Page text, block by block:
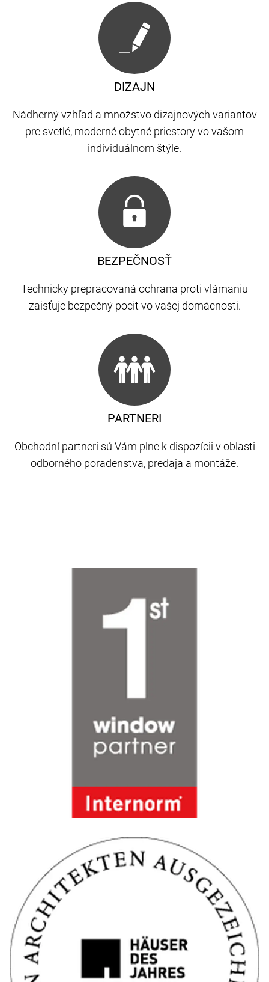
DIZAJN
Nádherný vzhľad a množstvo dizajnových variantov
pre svetlé, moderné obytné priestory vo vašom
individuálnom štýle.
PARTNERI
Obchodní partneri sú Vám plne k dispozícii v oblasti
odborného poradenstva, predaja a montáže.
BEZPEČNOSŤ
Technicky prepracovaná ochrana proti vlámaniu
zaisťuje bezpečný pocit vo vašej domácnosti.